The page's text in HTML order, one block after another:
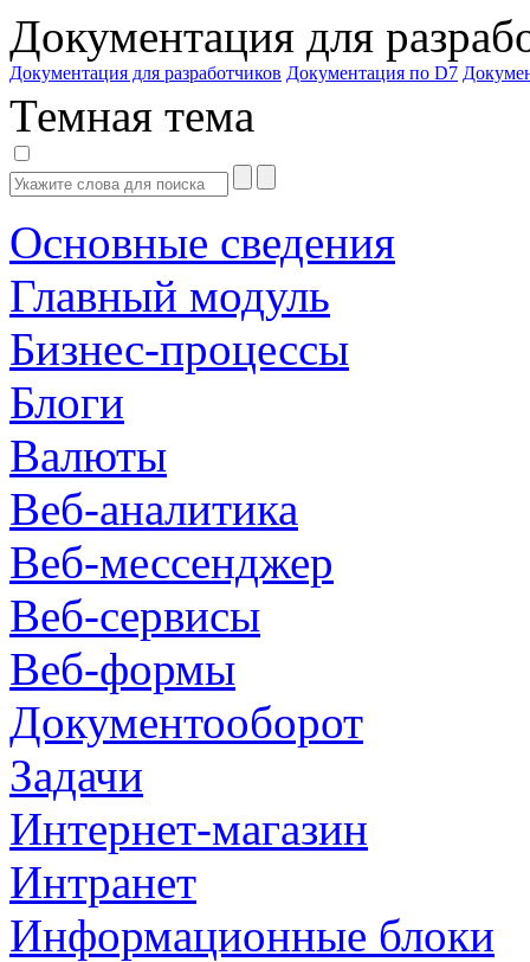
Документация для
Документация для разработчиков Документация по D7
Темная тема
Основные сведения
Главный модуль
Бизнес-процессы
Блоги
Валюты
Веб-аналитика
Веб-мессенджер
Веб-сервисы
Веб-формы
Документооборот
Задачи
Интернет-магазин
Интранет
Информационные блоки